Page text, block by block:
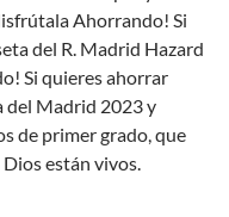
Ahorrando! Si
del R. Madrid Hazard
Si quieres ahorrar
del Madrid 2023 y
de primer grado, que
Dios están vivos.